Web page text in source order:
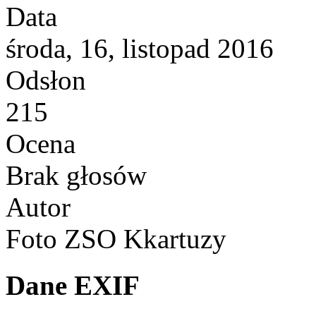
Data
środa, 16, listopad 2016
Odsłon
215
Ocena
Brak głosów
Autor
Foto ZSO Kkartuzy
Dane EXIF